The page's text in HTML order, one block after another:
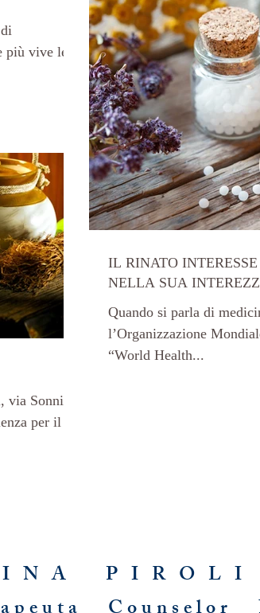
più vive le
IL RINATO
NELLA SUA
Quando si parla di
l’Organizzazione
“World Health...
Sonnino
I N A P I R O L I